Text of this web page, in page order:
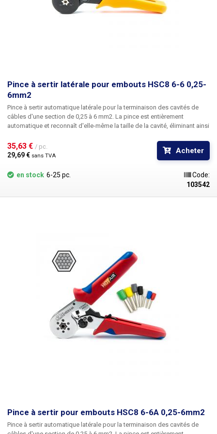
Pince à sertir latérale pour embouts HSC8 6-6 0,25-
6mm2
Pince à sertir automatique latérale pour la terminaison des cavités de
câbles d'une section de 0,25 à 6 mm2. La pince est entièrement
automatique et reconnaît d'elle-même la taille de la cavité, éliminant ainsi
très serrée de la cavité avec le conducteur est formée, grâce à la
conception sophistiquée de la pince HSC8 6-6, aucune erreur due à une
utilisation incorrecte ou imprécise n'est possible. Les poignées
caoutchoutées ont une forme ergonomique pour une prise en main
confortable même lors d'un travail prolongé, les mâchoires sont en acier
applications lourdes.Les mâchoires de la pince à sertir sont
terminaison doivent être utilisées partout où le conducteur est fixé sans
soudure, c'est-à-dire sous la vis : boîtes à bornes, tableaux de
distribution, fils mobiles (rallonges), etc. La pince à sertir latérale
automatique HSC8 6-6 convient aux manchons de terminaison de câbles
isolés et non isolés d'une section de 0,25 à 6 mm2 (diamètre de 0,55 à
2,76 mm) Poids de la pince : 0,39kg
35,63 € / pc.
29,69 € sans TVA
Acheter
en stock 6-25 pc.
Code:
103542
Pince à sertir pour embouts HSC8 6-6A 0,25-6mm2
Pince à sertir automatique latérale pour la terminaison des cavités de